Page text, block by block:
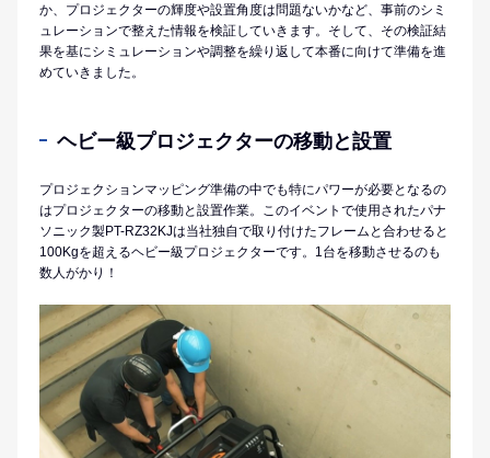
か、プロジェクターの輝度や設置角度は問題ないかなど、事前のシミ
ュレーションで整えた情報を検証していきます。そして、その検証結
果を基にシミュレーションや調整を繰り返して本番に向けて準備を進
めていきました。
ヘビー級プロジェクターの移動と設置
プロジェクションマッピング準備の中でも特にパワーが必要となるの
はプロジェクターの移動と設置作業。このイベントで使用されたパナ
ソニック製PT-RZ32KJは当社独自で取り付けたフレームと合わせると
100Kgを超えるヘビー級プロジェクターです。1台を移動させるのも
数人がかり！